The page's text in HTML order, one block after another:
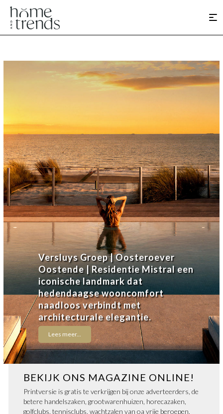
Versluys Groep | Oosteroever
Oostende | Residentie Mistral een
iconische landmark dat
hedendaagse wooncomfort
naadloos verbindt met
architecturale elegantie.
Lees meer...
BEKIJK ONS MAGAZINE ONLINE!
Printversie is gratis te verkrijgen bij onze adverteerders, de
betere handelszaken, grootwarenhuizen, horecazaken,
golfclubs, tennisclubs, wachtzalen van oa vrije beroepen,